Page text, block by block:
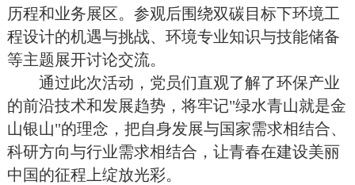
历程和业务展区。参观后围绕双碳目标下环境工
程设计的机遇与挑战、环境专业知识与技能储备
等主题展开讨论交流。
通过此次活动，党员们直观了解了环保产业
的前沿技术和发展趋势，将牢记"绿水青山就是金
山银山"的理念，把自身发展与国家需求相结合、
科研方向与行业需求相结合，让青春在建设美丽
中国的征程上绽放光彩。